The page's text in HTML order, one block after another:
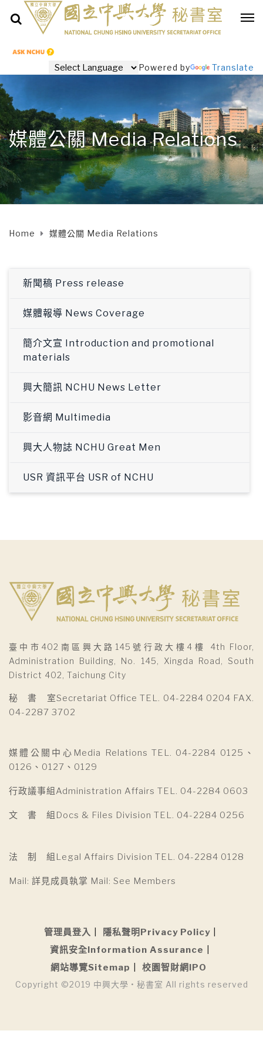
Powered by Translate
媒體公關 Media Relations
Home 媒體公關 Media Relations
新聞稿 Press release
媒體報導 News Coverage
簡介文宣 Introduction and promotional
materials
興大簡訊 NCHU News Letter
影音網 Multimedia
興大人物誌 NCHU Great Men
USR 資訊平台 USR of NCHU
臺中市402南區興大路145號行政大樓4樓 4th Floor,
Administration Building, No. 145, Xingda Road, South
District 402, Taichung City
秘 書 室Secretariat Office TEL. 04-2284 0204 FAX.
04-2287 3702
媒體公關中心Media Relations TEL. 04-2284 0125、
0126、0127、0129
行政議事組Administration Affairs TEL. 04-2284 0603
文 書 組Docs & Files Division TEL. 04-2284 0256
法 制 組Legal Affairs Division TEL. 04-2284 0128
Mail: 詳見成員執掌 Mail: See Members
管理員登入
隱私聲明Privacy Policy
資訊安全Information Assurance
網站導覽Sitemap
校園智財網IPO
Copyright ©2019 中興大學 • 秘書室 All rights reserved